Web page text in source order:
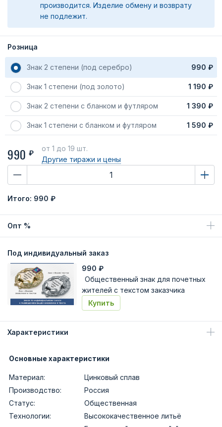
производится. Изделие обмену и возврату
не подлежит.
Розница
Знак 2 степени (под серебро) 990 ₽
Знак 1 степени (под золото) 1 190 ₽
Знак 2 степени с бланком и футляром 1 390 ₽
Знак 1 степени с бланком и футляром 1 590 ₽
990 ₽
от 1 до 19 шт.
Другие тиражии цены
Итого: 990 ₽
Опт %
Под индивидуальный заказ
990 ₽
Общественный знак для почетных
жителей с текстом заказчика
Купить
Характеристики
Основные характеристики
Материал:
Цинковый сплав
Производство:
Россия
Статус:
Общественная
Технологии:
Высококачественное литьё